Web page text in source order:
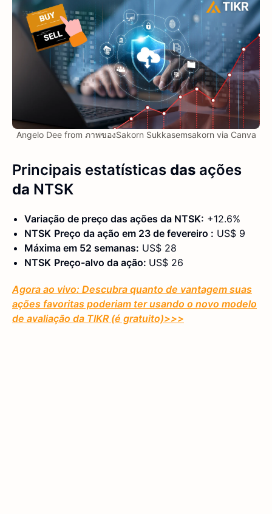
Angelo Dee from ภาพของSakorn Sukkasemsakorn via Canva
Principais estatísticas das ações
da NTSK
Variação de preço das ações da NTSK: +12.6%
NTSK Preço da ação em 23 de fevereiro : US$ 9
Máxima em 52 semanas: US$ 28
NTSK Preço-alvo da ação: US$ 26
Agora ao vivo: Descubra quanto de vantagem suas
ações favoritas poderiam ter usando o novo modelo
de avaliação da TIKR (é gratuito)>>>